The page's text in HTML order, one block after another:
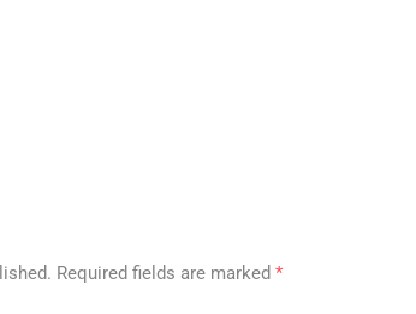
Required fields are marked*